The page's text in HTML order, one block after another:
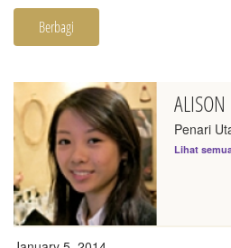
Berbagi
Penari
Lihat